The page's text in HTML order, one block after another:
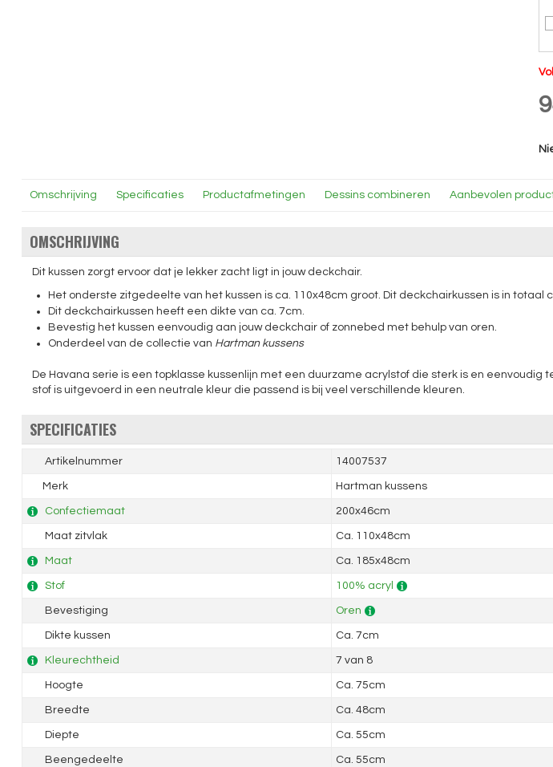
Omschrijving Specificaties Productafmetingen Dessins combineren Aanbevolen
OMSCHRIJVING
Dit kussen zorgt ervoor dat je lekker zacht ligt in jouw deckchair.
Het onderste zitgedeelte van het kussen is ca. 110x48cm groot. Dit deckchairkussen is in totaal
Dit deckchairkussen heeft een dikte van ca. 7cm.
Bevestig het kussen eenvoudig aan jouw deckchair of zonnebed met behulp van oren.
Onderdeel van de collectie van Hartman kussens
De Havana serie is een topklasse kussenlijn met een duurzame acrylstof die sterk is en eenvoudig
stof is uitgevoerd in een neutrale kleur die passend is bij veel verschillende kleuren.
SPECIFICATIES
Artikelnummer 14007537
Merk Hartman kussens
Confectiemaat 200x46cm
Maat zitvlak Ca. 110x48cm
Maat Ca. 185x48cm
Stof 100% acryl
Bevestiging Oren
Dikte kussen Ca. 7cm
Kleurechtheid 7 van 8
Hoogte Ca. 75cm
Breedte Ca. 48cm
Diepte Ca. 55cm
Beengedeelte Ca. 55cm